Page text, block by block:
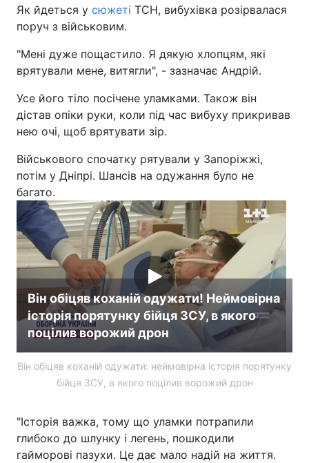
Як йдеться у сюжеті ТСН, вибухівка розірвалася
поруч з військовим.
"Мені дуже пощастило. Я дякую хлопцям, які
врятували мене, витягли", - зазначає Андрій.
Усе його тіло посічене уламками. Також він
дістав опіки руки, коли під час вибуху прикривав
нею очі, щоб врятувати зір.
Військового спочатку рятували у Запоріжжі,
потім у Дніпрі. Шансів на одужання було не
багато.
Він обіцяв коханій одужати! Неймовірна
історія порятунку бійця ЗСУ, в якого
поцілив ворожий дрон
Він обіцяв коханій одужати: неймовірна історія порятунку
бійця ЗСУ, в якого поцілив ворожий дрон
"Історія важка, тому що уламки потрапили
глибоко до шлунку і легень, пошкодили
гайморові пазухи. Це дає мало надій на життя.